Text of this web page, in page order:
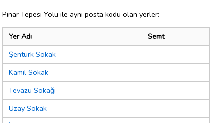
Pınar Tepesi Yolu ile aynı posta kodu olan yerler:
Yer Adı
Semt
Şentürk Sokak
Kamil Sokak
Tevazu Sokağı
Uzay Sokak